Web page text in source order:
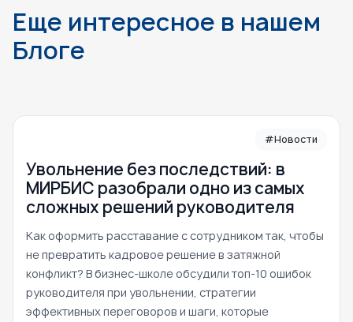
Еще интересное в нашем
Блоге
#Новости
Увольнение без последствий: в
МИРБИС разобрали одно из самых
сложных решений руководителя
Как оформить расставание с сотрудником так, чтобы
не превратить кадровое решение в затяжной
конфликт? В бизнес-школе обсудили топ-10 ошибок
руководителя при увольнении, стратегии
эффективных переговоров и шаги, которые